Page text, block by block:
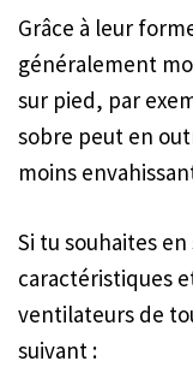
Grâce à leur
généralement
sur pied, par
sobre peut en
moins
Si tu souhaites
caractéristiques
ventilateurs de
suivant :